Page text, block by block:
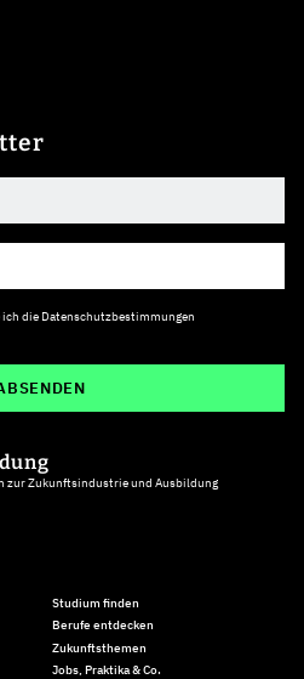
ich die Datenschutzbestimmungen
zur Zukunftsindustrie und Ausbildung
Studium finden
Berufe entdecken
Zukunftsthemen
Jobs, Praktika & Co.